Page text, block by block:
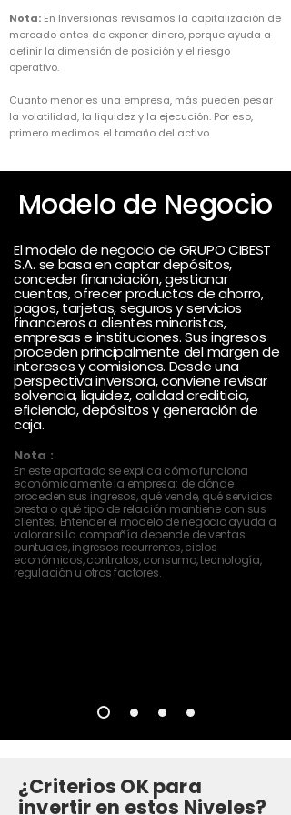
Nota: En Inversionas revisamos la capitalización de
mercado antes de exponer dinero, porque ayuda a
definir la dimensión de posición y el riesgo
operativo.
Cuanto menor es una empresa, más pueden pesar
la volatilidad, la liquidez y la ejecución. Por eso,
primero medimos el tamaño del activo.
Modelo de Negocio
El modelo de negocio de GRUPO CIBEST
S.A. se basa en captar depósitos,
conceder financiación, gestionar
cuentas, ofrecer productos de ahorro,
pagos, tarjetas, seguros y servicios
financieros a clientes minoristas,
empresas e instituciones. Sus ingresos
proceden principalmente del margen de
intereses y comisiones. Desde una
perspectiva inversora, conviene revisar
solvencia, liquidez, calidad crediticia,
eficiencia, depósitos y generación de
caja.
Nota :
En este apartado se explica cómo funciona
económicamente la empresa: de dónde
proceden sus ingresos, qué vende, qué servicios
presta o qué tipo de relación mantiene con sus
clientes. Entender el modelo de negocio ayuda a
valorar si la compañía depende de ventas
puntuales, ingresos recurrentes, ciclos
económicos, contratos, consumo, tecnología,
regulación u otros factores.
¿Criterios OK para
invertir en estos Niveles?